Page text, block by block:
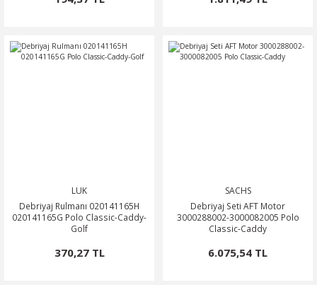
LUK
Debriyaj Rulmanı 020141165H
020141165G Polo Classic-Caddy-
Golf
370,27 TL
SACHS
Debriyaj Seti AFT Motor
3000288002-3000082005 Polo
Classic-Caddy
6.075,54 TL